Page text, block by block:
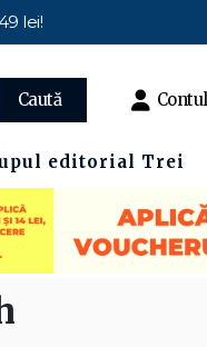
lei!
Caută
editorial Trei